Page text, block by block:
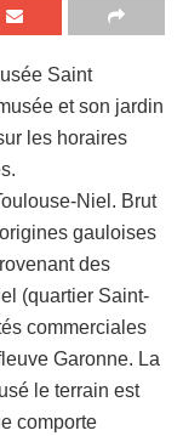
Saint
et son jardin
les horaires
Niel. Brut
gauloises
des
(quartier Saint-
commerciales
Garonne. La
le terrain est
comporte